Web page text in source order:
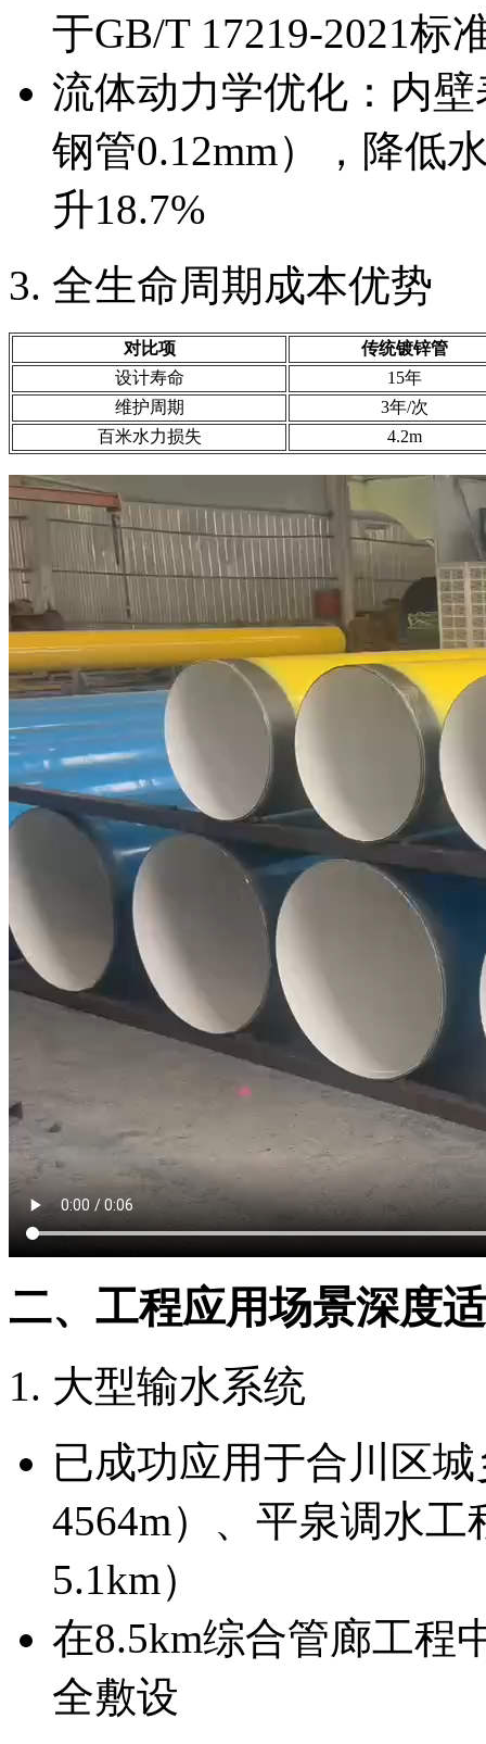
于GB/T 17219-2021标
流体动力学优化：内
钢管0.12mm），降低
升18.7%
3. 全生命周期成本优势
对比项
传统镀锌管
设计寿命
15年
维护周期
3年/次
百米水力损失
4.2m
二、工程应用场景深度
1. 大型输水系统
已成功应用于合川区
4564m）、平泉调水
5.1km）
在8.5km综合管廊工程
全敷设